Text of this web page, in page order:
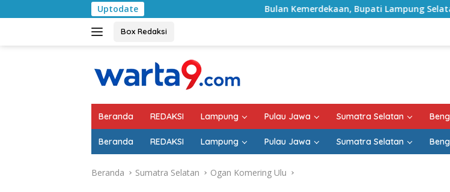
ke
Uptodate Bulan Kemerdekaan, Bupati Lampung Selatan Ajak ASN
Box Redaksi
Beranda REDAKSI Lampung Pulau Jawa Sumatra Selatan
Beranda REDAKSI Lampung Pulau Jawa Sumatra Selatan
Beranda Sumatra Selatan Ogan Komering Ulu